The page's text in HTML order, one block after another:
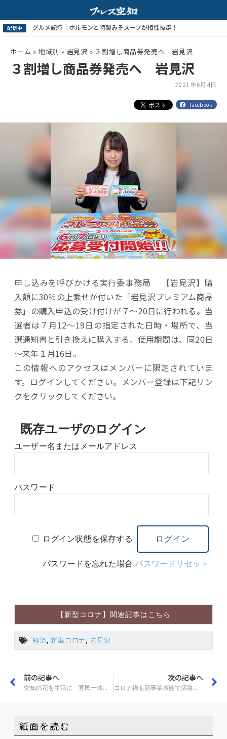
ホーム » 地域別 » 岩見沢 » ３割増し商品券発売へ 岩見沢
３割増し商品券発売へ 岩見沢
2021年6月4日
Facebook
申し込みを呼びかける実行委事務局 【岩見沢】購
入額に30％の上乗せが付いた「岩見沢プレミアム商品
券」の購入申込の受け付けが７～20日に行われる。当
選者は７月12～19日の指定された日時・場所で、当
選通知書と引き換えに購入する。使用期間は、同20日
～来年１月16日。
この情報へのアクセスはメンバーに限定されていま
す。ログインしてください。メンバー登録は下記リン
クをクリックしてください。
既存ユーザのログイン
ユーザー名またはメールアドレス
パスワード
ログイン状態を保存する
パスワードを忘れた場合パスワードリセット
【新型コロナ】関連記事はこちら
経済,新型コロナ, 岩見沢
前の記事へ
空知の花を生活に 官民一体で販売プロジェクト
次の記事へ
コロナ禍も新事業展開で活路 空知
紙面を読む